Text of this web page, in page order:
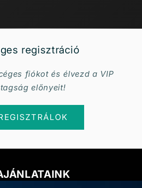
regisztráció
fiókot és élvezd a VIP
tagság előnyeit!